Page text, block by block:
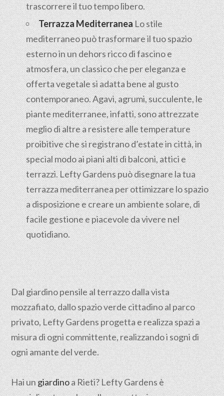
trascorrere il tuo tempo libero.
Terrazza MediterraneaLo stile
mediterraneo può trasformare il tuo spazio
esterno in un dehors ricco di fascino e
atmosfera, un classico che per eleganza e
offerta vegetale si adatta bene al gusto
contemporaneo. Agavi, agrumi, succulente, le
piante mediterranee, infatti, sono attrezzate
meglio di altre a resistere alle temperature
proibitive che si registrano d’estate in città, in
special modo ai piani alti di balconi, attici e
terrazzi. Lefty Gardens può disegnare la tua
terrazza mediterranea per ottimizzare lo spazio
a disposizione e creare un ambiente solare, di
facile gestione e piacevole da vivere nel
quotidiano.
Dal giardino pensile al terrazzo dalla vista
mozzafiato, dallo spazio verde cittadino al parco
privato, Lefty Gardens progetta e realizza spazi a
misura di ogni committente, realizzando i sogni di
ogni amante del verde.
Hai ungiardinoa Rieti? Lefty Gardens è